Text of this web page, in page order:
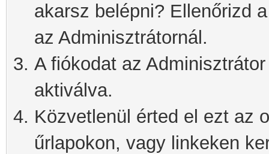
akarsz belépni? Ellenőrizd
az Adminisztrátornál.
A fiókodat az
aktiválva.
Közvetlenül érted el ezt az
űrlapokon, vagy linkeken